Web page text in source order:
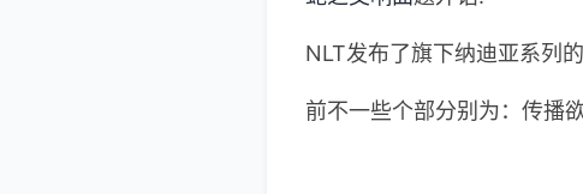
NLT发布了旗下纳迪亚系列
前不一些个部分别为：传播